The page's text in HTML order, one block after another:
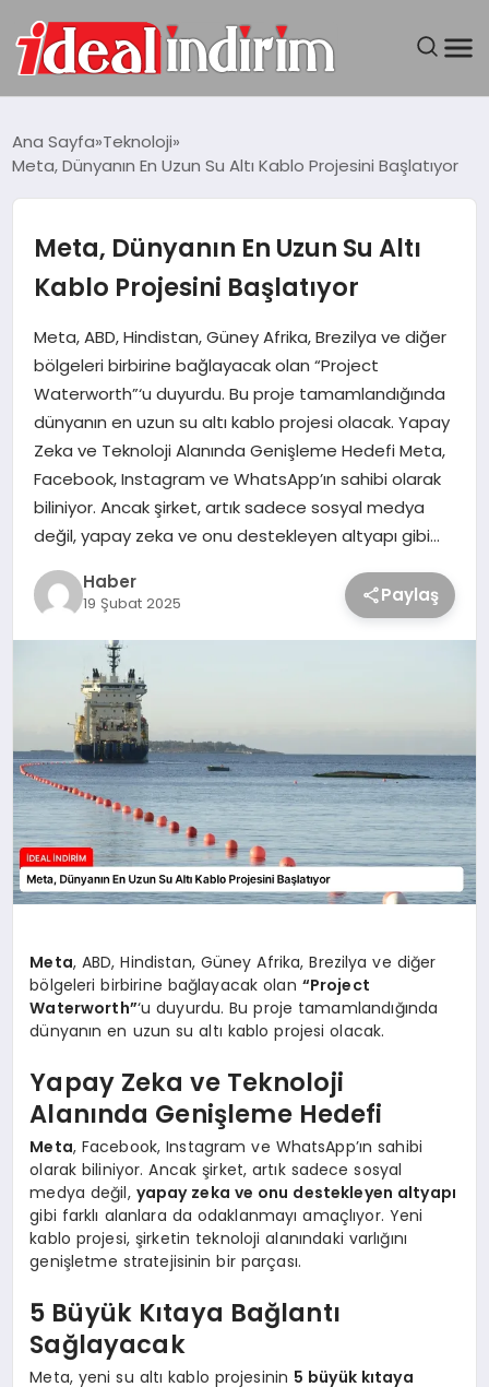
BILGISAYAR
DÜNYA
SEYAHAT
TEKNOLOJI
YAŞAM
Ana Sayfa Teknoloji
Meta, Dünyanın En Uzun Su Altı Kablo Projesini Başlatıyor
Meta, Dünyanın En Uzun Su Altı
Kablo Projesini Başlatıyor
Meta, ABD, Hindistan, Güney Afrika, Brezilya ve diğer
bölgeleri birbirine bağlayacak olan “Project
Waterworth”‘u duyurdu. Bu proje tamamlandığında
dünyanın en uzun su altı kablo projesi olacak. Yapay
Zeka ve Teknoloji Alanında Genişleme Hedefi Meta,
Facebook, Instagram ve WhatsApp’ın sahibi olarak
biliniyor. Ancak şirket, artık sadece sosyal medya
değil, yapay zeka ve onu destekleyen altyapı gibi…
Haber
19 Şubat 2025 Paylaş
Meta, ABD, Hindistan, Güney Afrika, Brezilya ve diğer
bölgeleri birbirine bağlayacak olan “Project
Waterworth”‘u duyurdu. Bu proje tamamlandığında
dünyanın en uzun su altı kablo projesi olacak.
Yapay Zeka ve Teknoloji
Alanında Genişleme Hedefi
Meta, Facebook, Instagram ve WhatsApp’ın sahibi
olarak biliniyor. Ancak şirket, artık sadece sosyal
medya değil, yapay zeka ve onu destekleyen altyapı
gibi farklı alanlara da odaklanmayı amaçlıyor. Yeni
kablo projesi, şirketin teknoloji alanındaki varlığını
genişletme stratejisinin bir parçası.
5 Büyük Kıtaya Bağlantı
Sağlayacak
Meta, yeni su altı kablo projesinin 5 büyük kıtaya